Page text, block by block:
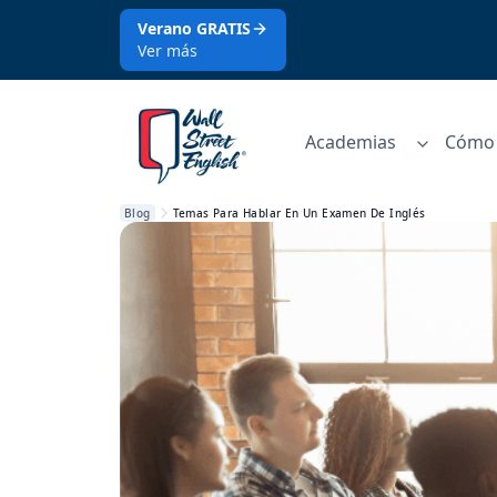
Verano GRATIS
Ver más
Academias
Blog Temas Para Hablar En Un Examen De Inglés